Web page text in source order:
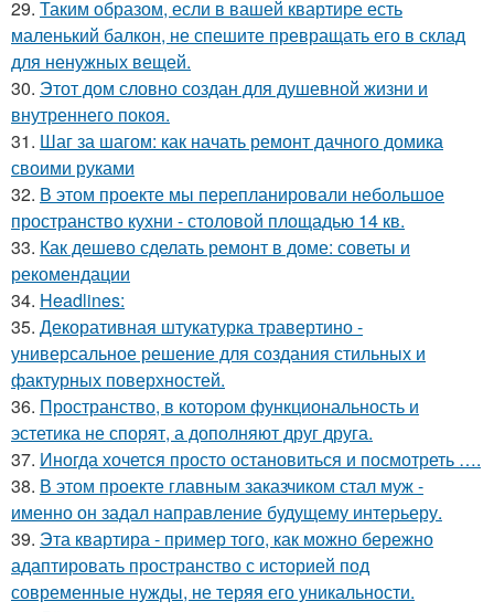
29. Таким образом, если в вашей квартире есть
маленький балкон, не спешите превращать его в склад
для ненужных вещей.
30. Этот дом словно создан для душевной жизни и
внутреннего покоя.
31. Шаг за шагом: как начать ремонт дачного домика
своими руками
32. В этом проекте мы перепланировали небольшое
пространство кухни - столовой площадью 14 кв.
33. Как дешево сделать ремонт в доме: советы и
рекомендации
34. Headlines:
35. Декоративная штукатурка травертино -
универсальное решение для создания стильных и
фактурных поверхностей.
36. Пространство, в котором функциональность и
эстетика не спорят, а дополняют друг друга.
37. Иногда хочется просто остановиться и посмотреть ….
38. В этом проекте главным заказчиком стал муж -
именно он задал направление будущему интерьеру.
39. Эта квартира - пример того, как можно бережно
адаптировать пространство с историей под
современные нужды, не теряя его уникальности.